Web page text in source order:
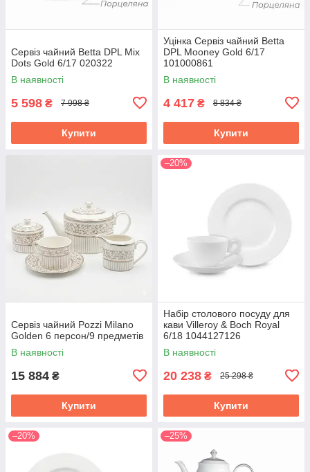
Сервіз чайний Betta DPL Mix
Dots Gold 6/17 020322
В наявності
5 598 ₴ 7 998 ₴
Купити
Уцінка Сервіз чайний Betta
DPL Mooney Gold 6/17
101000861
В наявності
4 417 ₴ 8 834 ₴
Купити
Сервіз чайний Pozzi Milano
Golden 6 персон/9 предметів
В наявності
15 884 ₴
Купити
–20%
Набір столового посуду для
кави Villeroy & Boch Royal
6/18 1044127126
В наявності
20 238 ₴ 25 298 ₴
Купити
–20% –25%